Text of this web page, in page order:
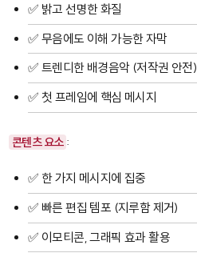
✅ 밝고 선명한 화질
✅ 무음에도 이해 가능한 자막
✅ 트렌디한 배경음악 (저작권 안전)
✅ 첫 프레임에 핵심 메시지
콘텐츠 요소 :
✅ 한 가지 메시지에 집중
✅ 빠른 편집 템포 (지루함 제거)
✅ 이모티콘, 그래픽 효과 활용